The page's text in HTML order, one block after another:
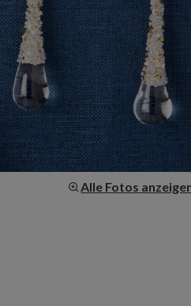
Alle Fotos